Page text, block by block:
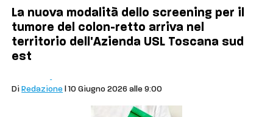
La nuova modalità dello screening per il
tumore del colon-retto arriva nel
territorio dell'Azienda USL Toscana sud
est
Di Redazione | 10 Giugno 2026 alle 9:00